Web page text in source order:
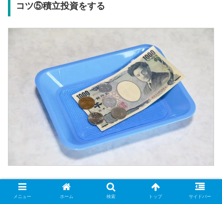
コツ⑤積立投資をする
積立投資とは、一度に買うのではなく定期的に買う投資方
法です。
メニュー ホーム 検索 トップ サイドバー